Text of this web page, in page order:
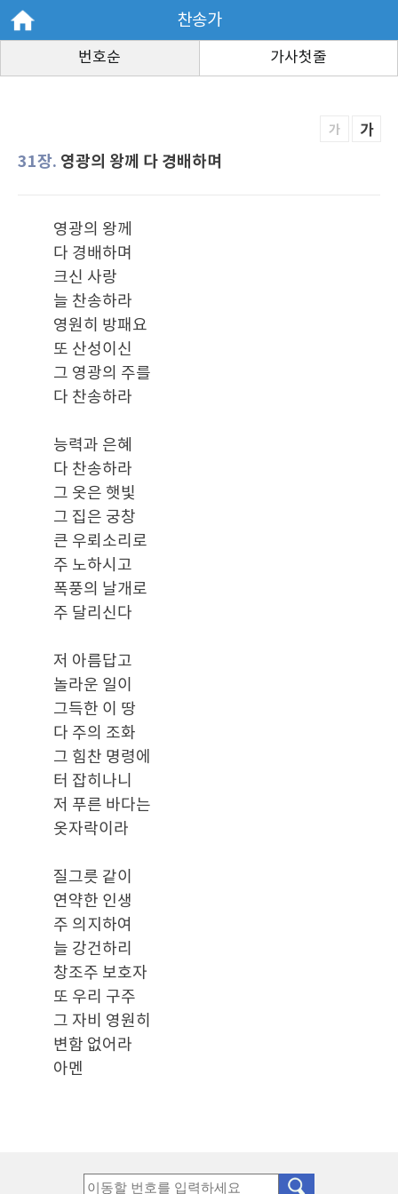
찬송가
번호순 가사첫줄
가 가
31장. 영광의 왕께 다 경배하며
영광의 왕께
다 경배하며
크신 사랑
늘 찬송하라
영원히 방패요
또 산성이신
그 영광의 주를
다 찬송하라
능력과 은혜
다 찬송하라
그 옷은 햇빛
그 집은 궁창
큰 우뢰소리로
주 노하시고
폭풍의 날개로
주 달리신다
저 아름답고
놀라운 일이
그득한 이 땅
다 주의 조화
그 힘찬 명령에
터 잡히나니
저 푸른 바다는
옷자락이라
질그릇 같이
연약한 인생
주 의지하여
늘 강건하리
창조주 보호자
또 우리 구주
그 자비 영원히
변함 없어라
아멘